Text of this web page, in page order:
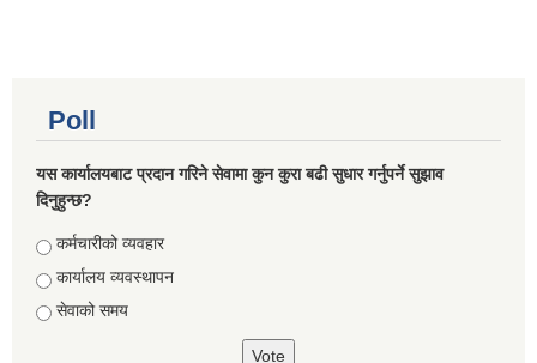
Poll
यस कार्यालयबाट प्रदान गरिने सेवामा कुन कुरा बढी सुधार गर्नुपर्ने सुझाव
दिनुहुन्छ?
Choices
कर्मचारीको व्यवहार
कार्यालय व्यवस्थापन
सेवाको समय